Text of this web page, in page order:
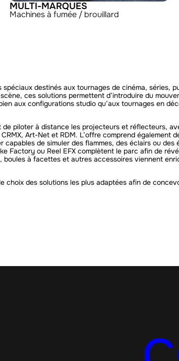
MULTI-MARQUES
Machines à fumée / brouillard
destinés aux tournages de cinéma, séries,
ces solutions permettent d’introduire du
aux configurations studio qu’aux tournages en
piloter à distance les projecteurs et réflecteurs,
Art-Net et RDM. L’offre comprend également
de simuler des flammes, des éclairs ou
Factory ou Reel EFX complètent le parc afin de
à facettes et autres accessoires viennent
choix des solutions les plus adaptées afin de